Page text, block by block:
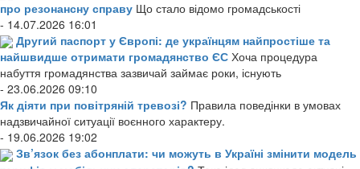
про резонансну справу Що стало відомо громадськості
- 14.07.2026 16:01
Другий паспорт у Європі: де українцям найпростіше та
найшвидше отримати громадянство ЄС Хоча процедура
набуття громадянства зазвичай займає роки, існують
- 23.06.2026 09:10
Як діяти при повітряній тревозі? Правила поведінки в умовах
надзвичайної ситуації воєнного характеру.
- 19.06.2026 19:02
Зв’язок без абонплати: чи можуть в Україні змінити модель